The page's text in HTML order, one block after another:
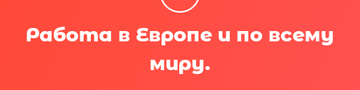
Работа в Европе и по всему
миру.